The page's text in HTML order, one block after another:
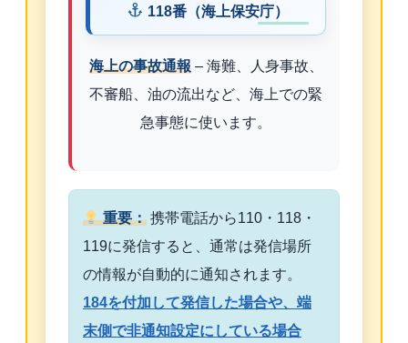
118番（海上保安庁）
海上の事故通報– 海難、人身事故、
不審船、油の流出など、海上での緊
急事態に使います。
重要： 携帯電話から110・118・
119に発信すると、通常は発信場所
の情報が自動的に通知されます。
184を付加して発信した場合や、端
末側で非通知設定にしている場合